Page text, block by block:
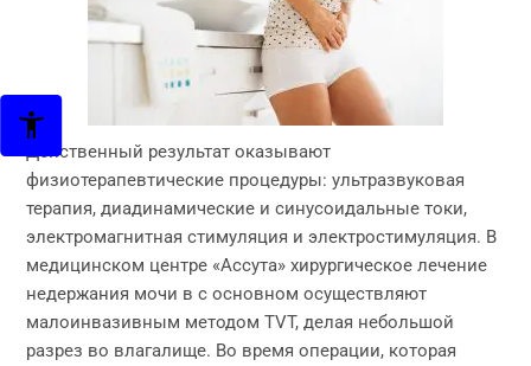
Действенный результат оказывают
физиотерапевтические процедуры: ультразвуковая
терапия, диадинамические и синусоидальные токи,
электромагнитная стимуляция и электростимуляция. В
медицинском центре «Ассута» хирургическое лечение
недержания мочи в с основном осуществляют
малоинвазивным методом TVT, делая небольшой
разрез во влагалище. Во время операции, которая